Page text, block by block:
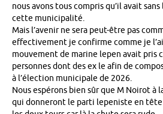
nous avons tous compris qu’il avait
cette municipalité.
Mais l’avenir ne sera peut-être pas
effectivement je confirme comme je
mouvement de marine lepen avait pris
personnes dont des ex le afin de
à l’élection municipale de 2026.
Nous espérons bien sûr que M Noirot à
qui donneront le parti lepeniste en tête